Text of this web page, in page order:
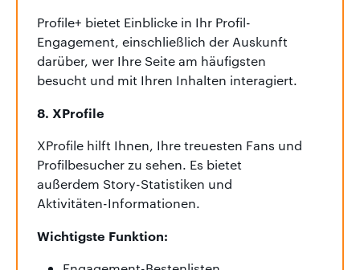
Profile+ bietet Einblicke in Ihr Profil-
Engagement, einschließlich der Auskunft
darüber, wer Ihre Seite am häufigsten
besucht und mit Ihren Inhalten interagiert.
8. XProfile
XProfile hilft Ihnen, Ihre treuesten Fans und
Profilbesucher zu sehen. Es bietet
außerdem Story-Statistiken und
Aktivitäten-Informationen.
Wichtigste Funktion: